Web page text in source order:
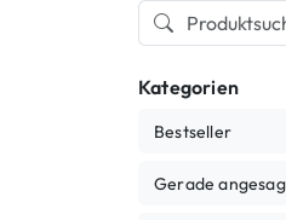
Kategorien
Bestseller
Gerade